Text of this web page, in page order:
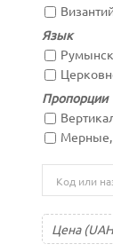
Язык
Пропорции
Мерные,
Цена